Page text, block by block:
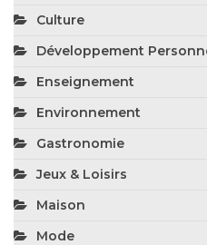
Culture
Développement
Enseignement
Environnement
Gastronomie
Jeux & Loisirs
Maison
Mode